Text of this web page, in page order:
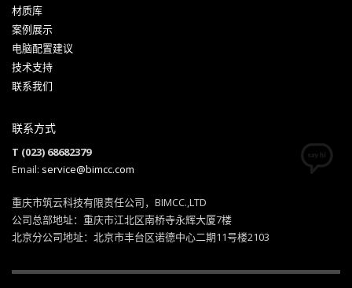
材质库
案例展示
电脑配置建议
技术支持
联系我们
联系方式
T (023) 68682379
Email: service@bimcc.com
重庆市筑云科技有限责任公司，BIMCC.,LTD
公司总部地址：重庆市江北区南桥寺永辉大厦7楼
北京分公司地址：北京市丰台区诺德中心二期11号楼2103